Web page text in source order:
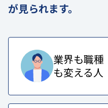
が見られます。
業界も職種
も変える人